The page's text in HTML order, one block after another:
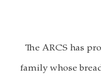
The ARCS has
family whose